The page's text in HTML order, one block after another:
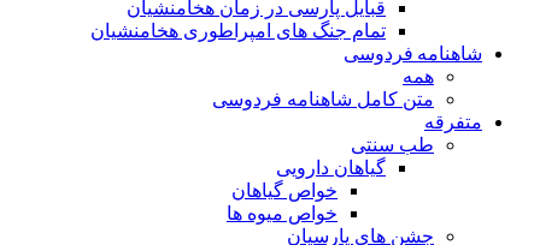
قبایل پارسی در زمان هخامنشیان
تمام جنگ های امپراطوری هخامنشیان
شاهنامه فردوسی
همه
متن کامل شاهنامه فردوسی
متفرقه
طب سنتی
گیاهان دارویی
خواص گیاهان
خواص میوه ها
جشن های پارسیان